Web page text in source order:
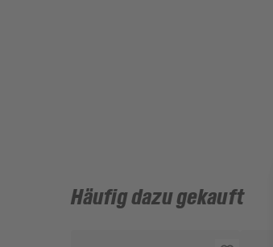
Häufig dazu gekauft